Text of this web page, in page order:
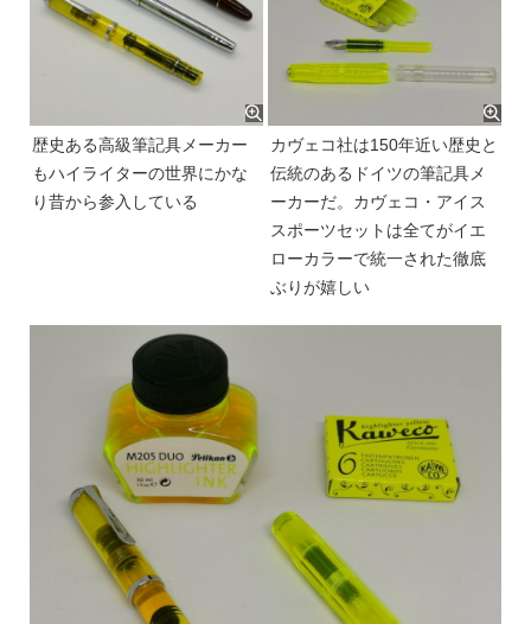
歴史ある高級筆記具メーカー
もハイライターの世界にかな
り昔から参入している
カヴェコ社は150年近い歴史と
伝統のあるドイツの筆記具メ
ーカーだ。カヴェコ・アイス
スポーツセットは全てがイエ
ローカラーで統一された徹底
ぶりが嬉しい